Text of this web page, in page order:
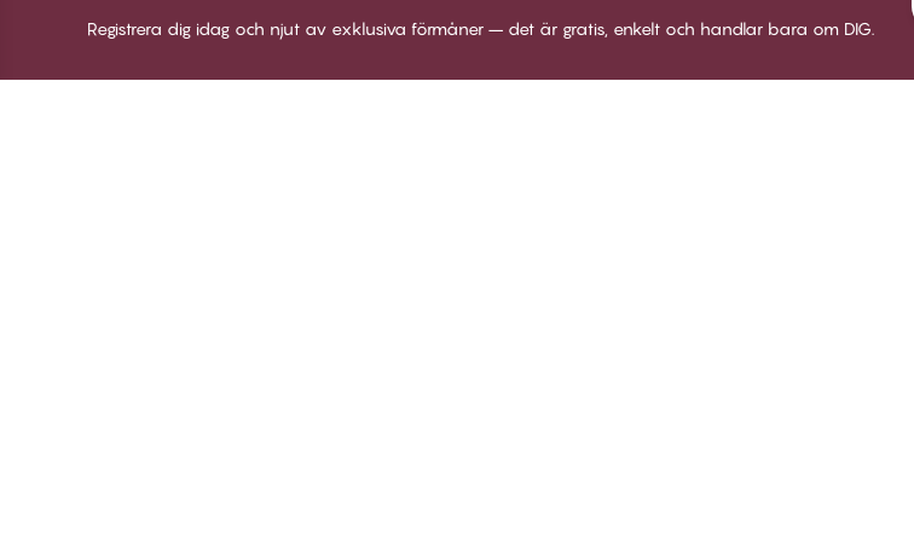
Registrera dig idag och njut av exklusiva förmåner – det är gratis, enkelt och handlar bara om DIG.